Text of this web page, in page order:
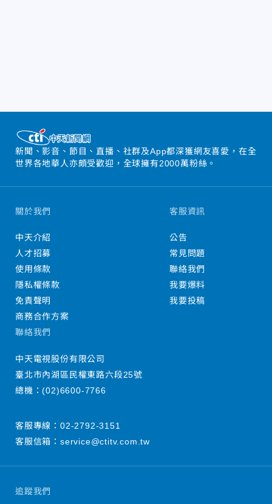
新聞、影音、節目、直播、社群及App都深獲網友喜愛，在全
世界各地華人亦頗受歡迎，全球擁有2000萬粉絲。
追蹤我們
關於我們
中天介紹
人才招募
使用條款
隱私權條款
免責聲明
商務合作方案
客服資訊
公告
常見問題
聯絡我們
我要爆料
我要投稿
聯絡我們
中天電視股份有限公司
臺北市內湖區民權東路六段25號
總機：(02)6600-7766
客服專線： 02-2792-3151
客服信箱： service@ctitv.com.tw